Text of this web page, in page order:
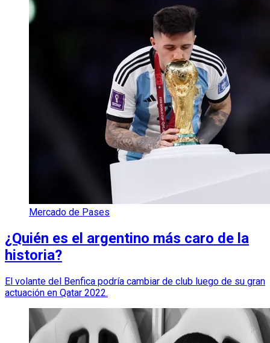
Mercado de Pases
¿Quién es el argentino más caro de la
historia?
El volante del Benfica podría cambiar de club luego de su gran
actuación en Qatar 2022.